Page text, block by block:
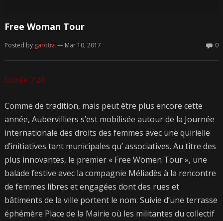
Free Woman Tour
Posted by garotivi — Mar 10, 2017 0
Durée 7’20
Comme de tradition, mais peut être plus encore cette
année, Aubervilliers s’est mobilisée autour de la Journée
internationale des droits des femmes avec une quirielle
d’initiatives tant municipales qu’ associatives. Au titre des
plus innovantes, le premier « Free Women Tour », une
balade festive avec la compagnie Méliadès à la rencontre
de femmes libres et engagées dont des rues et
bâtiments de la ville portent le nom. Suivie d’une terrasse
éphémère Place de la Mairie où les militantes du collectif